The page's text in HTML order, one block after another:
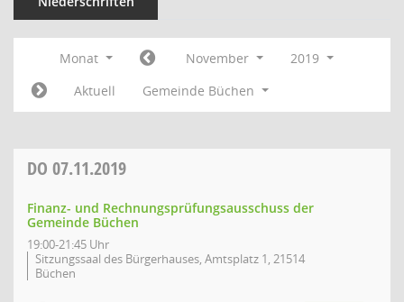
Monat November
2019
Aktuell
Gemeinde Büchen
DO 07.11.2019
Finanz- und Rechnungsprüfungsausschuss der
Gemeinde Büchen
19:00-21:45 Uhr
Sitzungssaal des Bürgerhauses, Amtsplatz 1, 21514
Büchen